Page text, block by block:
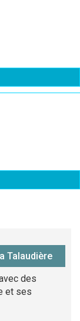
Talaudière
des
et ses